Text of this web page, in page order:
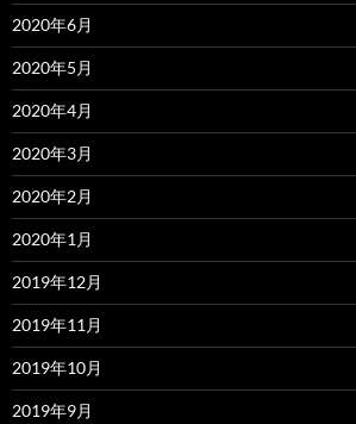
2020年6月
2020年5月
2020年4月
2020年3月
2020年2月
2020年1月
2019年12月
2019年11月
2019年10月
2019年9月